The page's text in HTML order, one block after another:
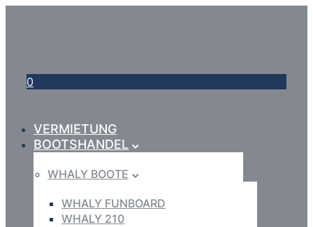
0
VERMIETUNG
BOOTSHANDEL
WHALY BOOTE
WHALY FUNBOARD
WHALY 210